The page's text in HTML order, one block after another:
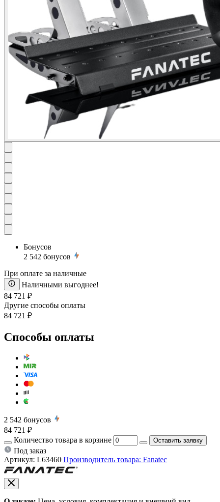
Бонусов
2 542 бонусов
При оплате за наличные
Наличными выгоднее!
84 721 ₽
Другие способы оплаты
84 721 ₽
Способы оплаты
2 542 бонусов
84 721 ₽
Количество товара в корзине
Оставить заявку
Под заказ
Артикул: L63460 Производитель товара: Fanatec